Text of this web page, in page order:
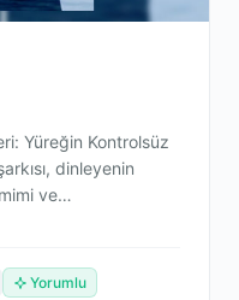
Yüreğin Kontrolsüz
dinleyenin
ve…
Yorumlu